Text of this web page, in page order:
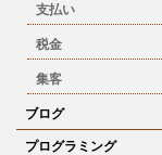
支払い
税金
集客
ブログ
プログラミング